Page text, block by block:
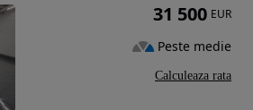
31 500 EUR
Peste medie
Calculeaza rata